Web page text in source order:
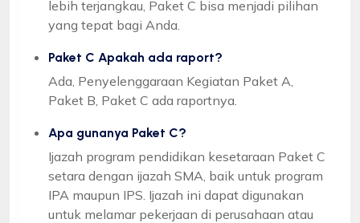
lebih terjangkau, Paket C bisa menjadi pilihan
yang tepat bagi Anda.
Paket C Apakah ada raport?
Ada, Penyelenggaraan Kegiatan Paket A,
Paket B, Paket C ada raportnya.
Apa gunanya Paket C?
Ijazah program pendidikan kesetaraan Paket C
setara dengan ijazah SMA, baik untuk program
IPA maupun IPS. Ijazah ini dapat digunakan
untuk melamar pekerjaan di perusahaan atau